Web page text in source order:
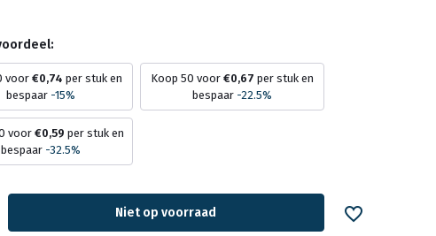
voor€0,74 per stuk en
bespaar -15%
Koop 50 voor €0,67 per stuk en
bespaar -22.5%
voor€0,59 per stuk en
bespaar -32.5%
Niet op voorraad